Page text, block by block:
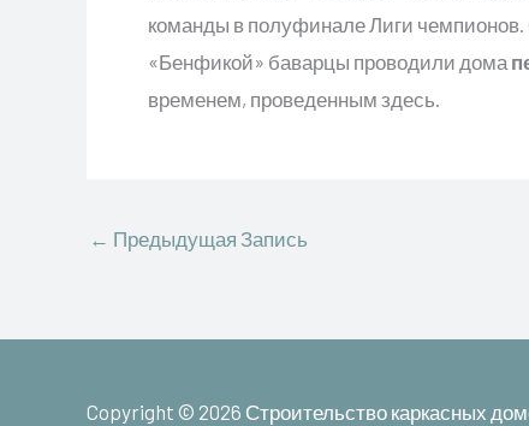
команды в полуфинале Лиги
«Бенфикой» баварцы проводили дома
временем, проведенным здесь.
← Предыдущая Запись
Copyright © 2026 Строительство каркасных